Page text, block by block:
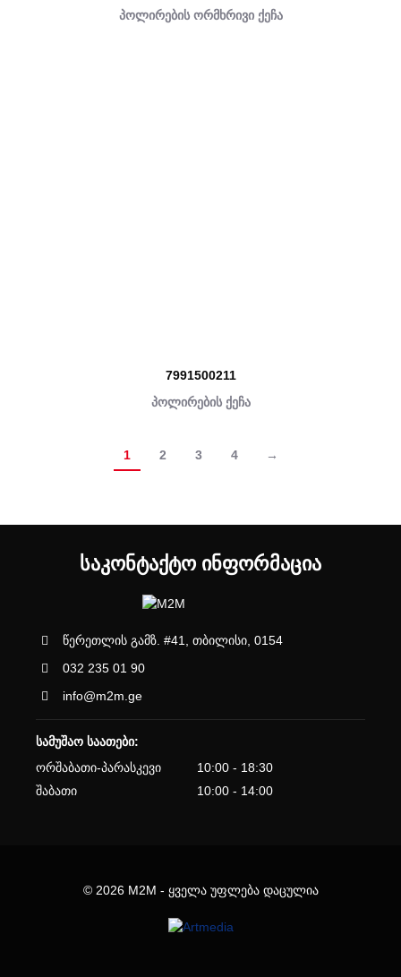
პოლირების ორმხრივი ქეჩა
7991500211
პოლირების ქეჩა
1 2 3 4 →
ᲡᲐᲙᲝᲜᲢᲐᲥᲢᲝ ᲘᲜᲤᲝᲠᲛᲐᲪᲘᲐ
წერეთლის გამზ. #41, თბილისი, 0154
032 235 01 90
info@m2m.ge
სამუშაო საათები:
ორშაბათი-პარასკევი
10:00 - 18:30
შაბათი
10:00 - 14:00
© 2026 M2M - ყველა უფლება დაცულია